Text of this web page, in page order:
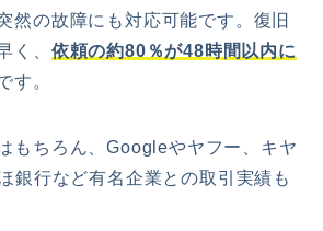
然の故障にも対応可能です。復旧
く、 依頼の約80％が48時間以内に
す。
もちろん、Googleやヤフー、キヤ
銀行など有名企業との取引実績も